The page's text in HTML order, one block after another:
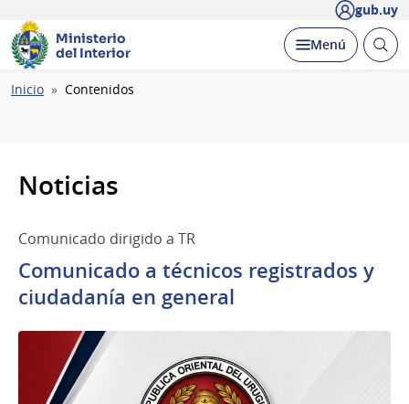
gub.uy
Ministerio
del Interior
Desplegar
Menú Abrir
Ruta
Inicio Contenidos
Noticias
Comunicado dirigido a TR
Comunicado a técnicos registrados y
ciudadanía en general